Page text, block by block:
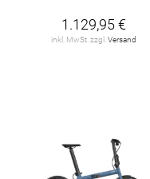
1.129,95 €
inkl. MwSt. zzgl. Versand